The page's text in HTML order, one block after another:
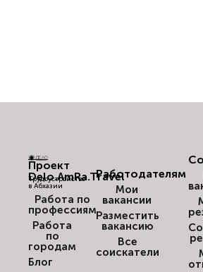
Проект
Delo.AmRa.Travel
Трудоустройство
в Абхазии
Работа по
профессиям
Работа
по
городам
Блог
Работодателям
Мои
вакансии
Разместить
вакансию
Все
соискатели